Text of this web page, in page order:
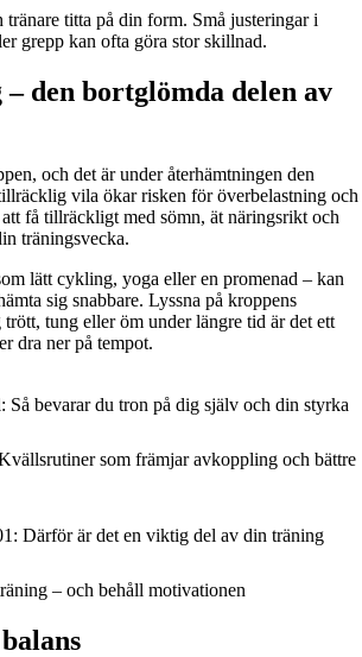
tränare titta på din form. Små justeringar i
grepp kan ofta göra stor skillnad.
den bortglömda delen av
och det är under återhämtningen den
vila ökar risken för överbelastning och
få tillräckligt med sömn, ät näringsrikt och
träningsvecka.
lätt cykling, yoga eller en promenad – kan
sig snabbare. Lyssna på kroppens
tung eller öm under längre tid är det ett
dra ner på tempot.
Så bevarar du tron på dig själv och din styrka
som främjar avkoppling och bättre
Därför är det en viktig del av din träning
– och behåll motivationen